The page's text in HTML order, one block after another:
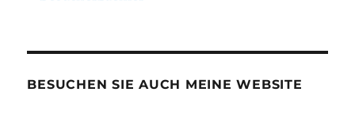
BESUCHEN SIE AUCH MEINE WEBSITE